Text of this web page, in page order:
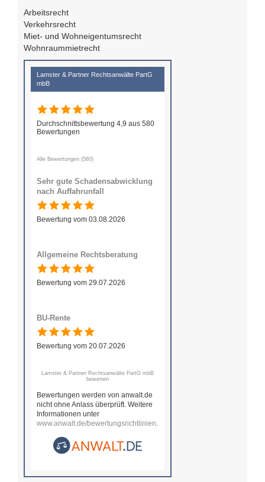
Arbeitsrecht
Verkehrsrecht
Miet- und Wohneigentumsrecht
Wohnraummietrecht
Lamster & Partner Rechtsanwälte PartG
mbB
Durchschnittsbewertung 4,9 aus 580
Bewertungen
Alle Bewertungen (580)
Sehr gute Schadensabwicklung
nach Auffahrunfall
Bewertung vom 03.08.2026
Allgemeine Rechtsberatung
Bewertung vom 29.07.2026
BU-Rente
Bewertung vom 20.07.2026
Lamster & Partner Rechtsanwälte PartG mbB
bewerten
Bewertungen werden von anwalt.de
nicht ohne Anlass überprüft. Weitere
Informationen unter
www.anwalt.de/bewertungsrichtlinien.